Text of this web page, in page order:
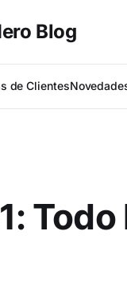
Blog
de Clientes
Todo